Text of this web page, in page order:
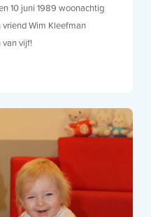
10 juni 1989 woonachtig
Wim Kleefman
vijf!